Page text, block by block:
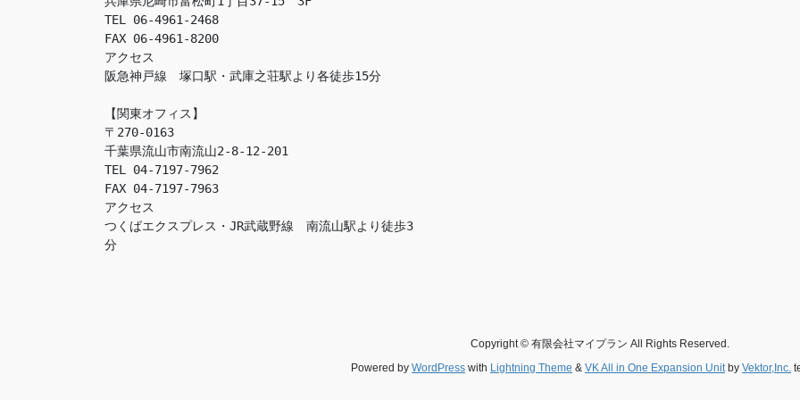
TEL 06-4961-2468
FAX 06-4961-8200
アクセス
阪急神戸線　塚口駅・武庫之荘駅より各徒歩15分
【関東オフィス】
〒270-0163
千葉県流山市南流山2-8-12-201
TEL 04-7197-7962
FAX 04-7197-7963
アクセス
つくばエクスプレス・JR武蔵野線　南流山駅より徒歩3
分
Copyright © 有限会社マイプラン All Rights Reserved.
Powered by WordPress with Lightning Theme & VK All in One Expansion Unitby Vektor,Inc.